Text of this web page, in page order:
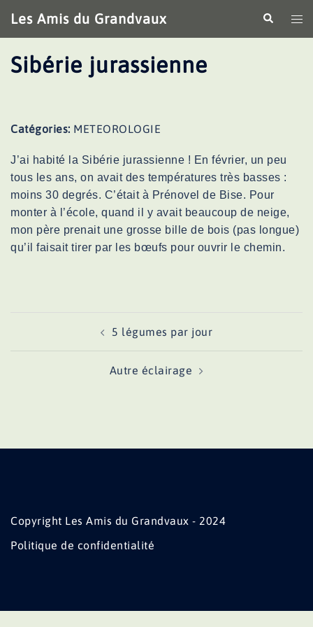
au
contenu
Les Amis du Grandvaux
le
Sibérie jurassienne
J’ai habité la Sibérie jurassienne ! En février, un peu
tous les ans, on avait des températures très basses :
moins 30 degrés. C’était à Prénovel de Bise. Pour
monter à l’école, quand il y avait beaucoup de neige,
mon père prenait une grosse bille de bois (pas longue)
qu’il faisait tirer par les bœufs pour ouvrir le chemin.
Catégories: METEOROLOGIE
5 légumes par jour
Autre éclairage
Copyright Les Amis du Grandvaux - 2024
Politique de confidentialité